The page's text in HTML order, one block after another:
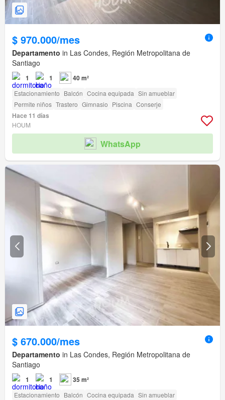
$ 970.000/mes
Departamento in Las Condes, Región Metropolitana de
Santiago
1 1 40 m²
Estacionamiento Balcón Cocina equipada Sin amueblar
Permite niños Trastero Gimnasio Piscina Conserje
Hace 11 días
HOUM
WhatsApp
$ 670.000/mes
Departamento in Las Condes, Región Metropolitana de
Santiago
1 1 35 m²
Estacionamiento Balcón Cocina equipada Sin amueblar